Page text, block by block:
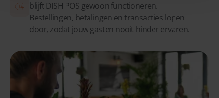
blijft DISH POS gewoon functioneren.
Bestellingen, betalingen en transacties lopen
door, zodat jouw gasten nooit hinder ervaren.